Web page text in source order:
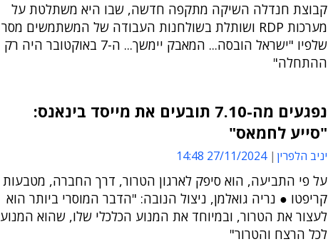
קבוצת חנדלה השיקה מתקפה חדשה, שבו היא משתלטת על
מערכות RDP ושותלת בשולחנות העבודה של המשתמשים מסר
שלפיו "ישראל הובסה... המאבק יימשך... ה-7 באוקטובר היה רק
ההתחלה"
נפגעים מה-7.10 תובעים את מייסד בינאנס:
"סייע לחמאס"
יניב הלפרין 27/11/2024 14:48
על פי התביעה, הוא סיפק לארגון הטרור, דרך החברה, מטבעות
קריפטו ● נריה גואלמן, ניצול הנובה: "הדבר המוסרי ביותר הוא
לעצור את הטרור, ובמיוחד את המנוע הכלכלי שלו, שהוא המנוע
לכל הרצח והטרור"